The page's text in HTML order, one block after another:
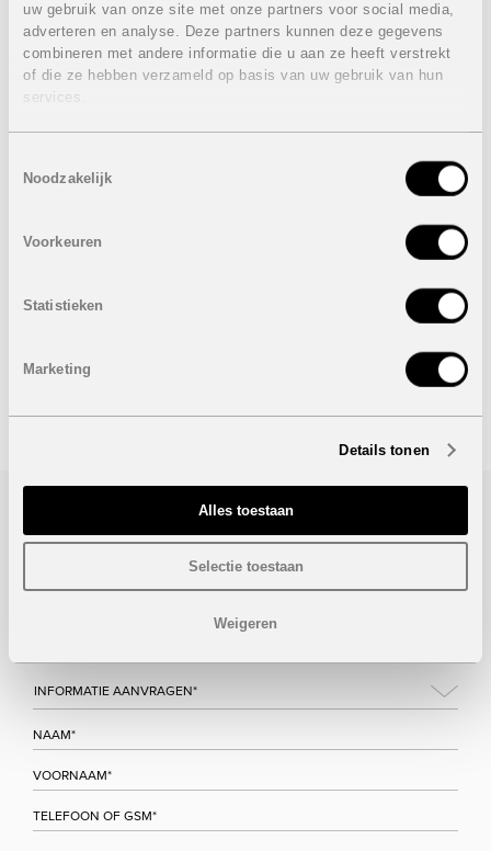
uw gebruik van onze site met onze partners voor social media,
adverteren en analyse. Deze partners kunnen deze gegevens
combineren met andere informatie die u aan ze heeft verstrekt
of die ze hebben verzameld op basis van uw gebruik van hun
services.
Noodzakelijk
Voorkeuren
Statistieken
Marketing
Details tonen
Alles toestaan
Selectie toestaan
Weigeren
Buiten wacht je een uitgestrekt terras, waar je kunt
genieten van een adembenemend uitzicht terwijl je je
koestert in de sereniteit van je eigen privézwembad.
Deze idyllische omgeving dient als de perfecte
achtergrond voor ontspanning en vrije tijd en creëert een
Bebouwde oppervlakte: 230 m²
Bezoek/infoaanvraag